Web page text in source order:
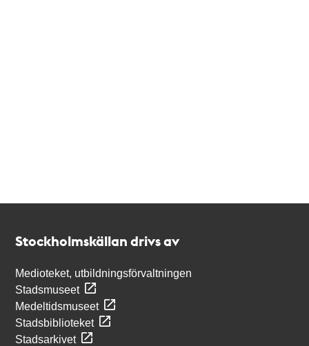
Stockholmskällan drivs av
Medioteket, utbildningsförvaltningen
Stadsmuseet
Medeltidsmuseet
Stadsbiblioteket
Stadsarkivet